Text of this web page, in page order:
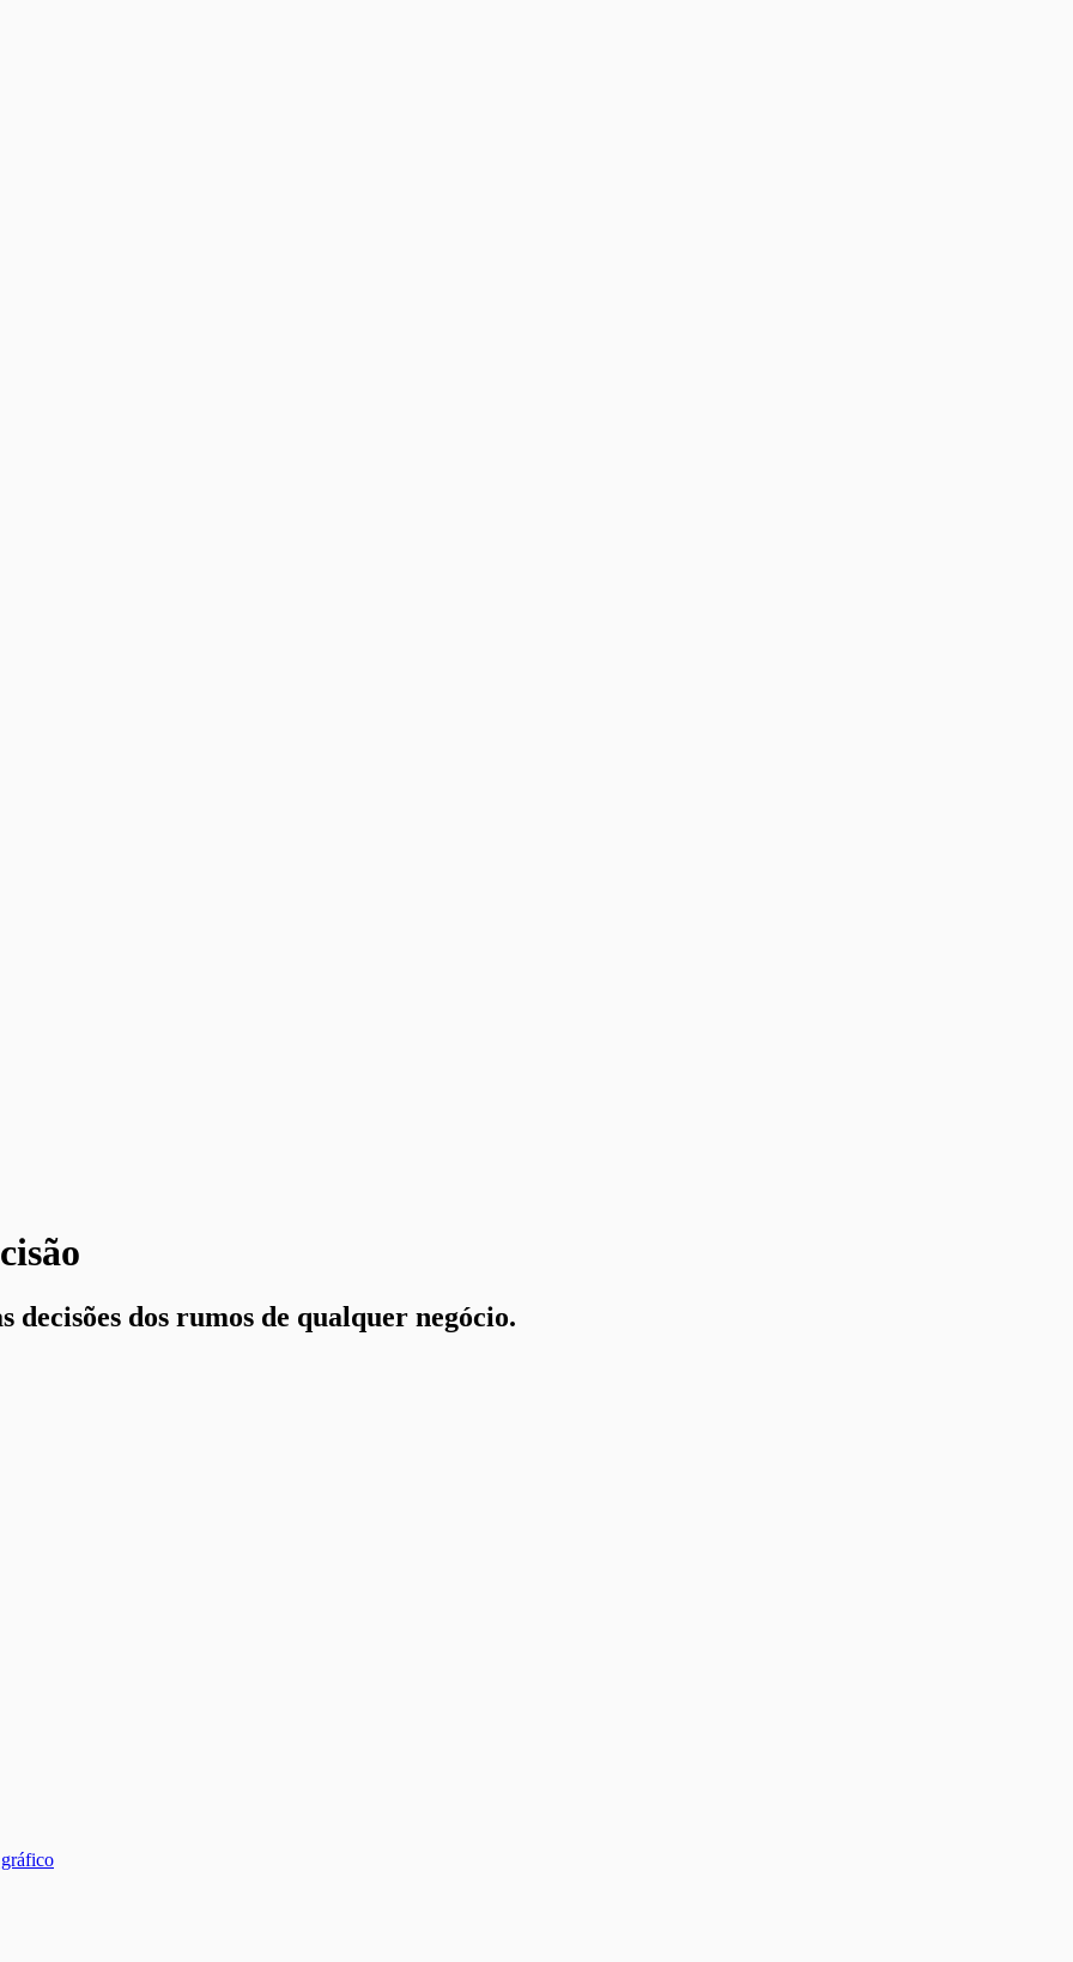
dos rumos de qualquer negócio.